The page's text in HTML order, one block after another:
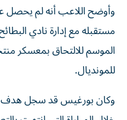
وأوضح اللاعب أنه لم يحصل
مستقبله مع إدارة نادي
الموسم للالتحاق بمعسكر
للمونديال.
وكان بورغيس قد سجل هدف